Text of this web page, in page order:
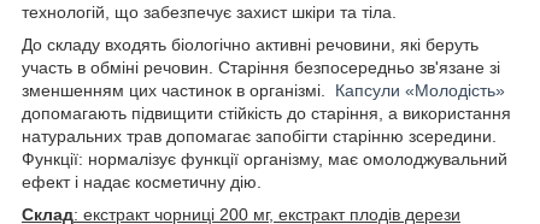
технологій, що забезпечує захист шкіри та тіла.
До складу входять біологічно активні речовини, які беруть
участь в обміні речовин. Старіння безпосередньо зв'язане зі
зменшенням цих частинок в організмі. Капсули «Молодість»
допомагають підвищити стійкість до старіння, а використання
натуральних трав допомагає запобігти старінню зсередини.
Функції: нормалізує функції організму, має омолоджувальний
ефект і надає косметичну дію.
Склад: екстракт чорниці 200 мг, екстракт плодів дерези